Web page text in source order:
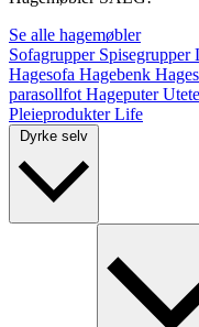
Se alle hagemøbler
Sofagrupper Spisegrupper
Hagesofa Hagebenk
parasollfot Hageputer
PleieprodukterLife